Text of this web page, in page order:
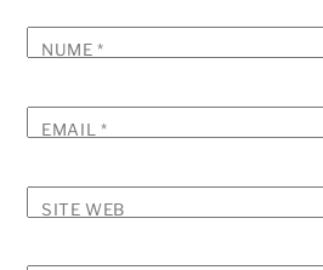
NUME*
EMAIL *
SITE WEB